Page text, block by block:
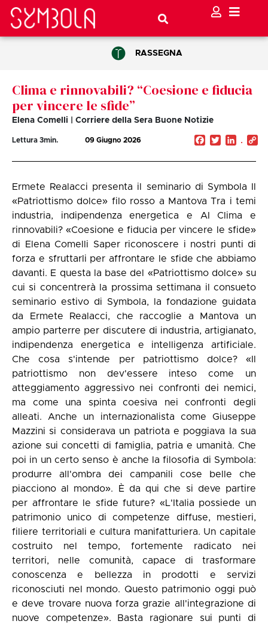
RASSEGNA
Clima e rinnovabili? “Coesione e fiducia
per vincere le sfide”
Elena Comelli | Corriere della Sera Buone Notizie
Lettura 3min. 09 Giugno 2026 Facebook
Twitter
Ermete Realacci presenta il seminario di Symbola Il
«Patriottismo dolce» filo rosso a Mantova Tra i temi
industria, indipendenza energetica e AI Clima e
rinnovabili? «Coesione e fiducia per vincere le sfide»
di Elena Comelli Saper riconoscere i nostri punti di
forza e sfruttarli per affrontare le sfide che abbiamo
davanti. E questa la base del «Patriottismo dolce» su
cui si concentrerà la prossima settimana il consueto
seminario estivo di Symbola, la fondazione guidata
da Ermete Realacci, che raccoglie a Mantova un
ampio parterre per discutere di industria, artigianato,
indipendenza energetica e intelligenza artificiale.
Che cosa s'intende per patriottismo dolce? «Il
patriottismo non dev'essere inteso come un
atteggiamento aggressivo nei confronti dei nemici,
ma come una spinta coesiva nei confronti degli
alleati. Anche un internazionalista come Giuseppe
Mazzini si considerava un patriota e poggiava la sua
azione sui concetti di famiglia, patria e umanità. Che
poi in un certo senso è anche la filosofia di Symbola:
produrre all'ombra dei campanili cose belle che
piacciono al mondo». È da qui che si deve partire
per affrontare le sfide future? «L'Italia possiede un
patrimonio unico di competenze diffuse, mestieri,
filiere territoriali e cultura manifatturiera. Un capitale
costruito nel tempo, fortemente radicato nei
territori, nelle comunità, capace di trasformare
conoscenza e bellezza in prodotti e servizi
riconosciuti nel mondo. Questo patrimonio oggi può
e deve trovare nuova forza grazie all'integrazione di
nuove competenze». Basta ragionare sui punti di